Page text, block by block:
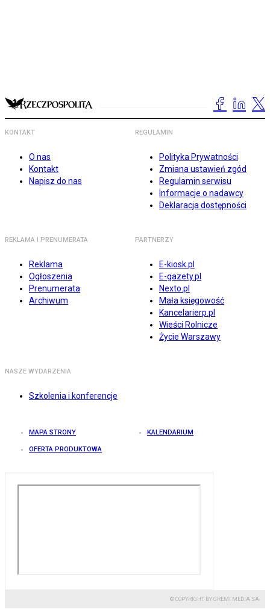
KONTAKT
O nas
Kontakt
Napisz do nas
REGULAMIN
Polityka Prywatności
Zmiana ustawień zgód
Regulamin serwisu
Informacje o nadawcy
Deklaracja dostępności
REKLAMA I PRENUMERATA
Reklama
Ogłoszenia
Prenumerata
Archiwum
PARTNERZY
E-kiosk.pl
E-gazety.pl
Nexto.pl
Mała księgowość
Kancelarierp.pl
Wieści Rolnicze
Życie Warszawy
NASZE WYDARZENIA
Szkolenia i konferencje
MAPA STRONY KALENDARIUM
OFERTA PRODUKTOWA
© COPYRIGHT BY GREMI MEDIA SA